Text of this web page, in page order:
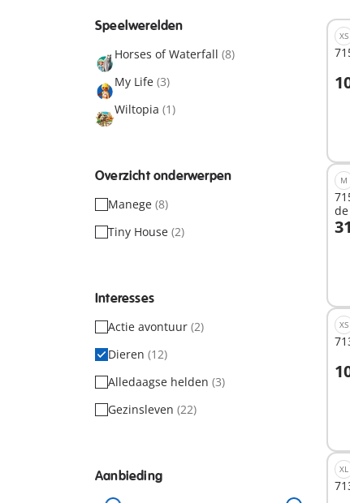
Speelwerelden
Horses of Waterfall (8)
My Life (3)
Wiltopia (1)
Overzicht onderwerpen
Manege (8)
Tiny House (2)
Interesses
Actie avontuur (2)
Dieren (12)
Alledaagse helden (3)
Gezinsleven (22)
Aanbieding
XS
M
XS
XL